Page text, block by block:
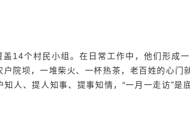
14个村民小组。在日常工作中，他们形成
院坝，一堆柴火、一杯热茶，老百姓的心门
人、提人知事、提事知情，“一月一走访”是